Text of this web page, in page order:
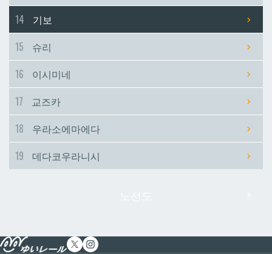
데다코우라니시
데다코우라니시
14
기보
15
슈리
16
이시미네
17
교즈카
18
우라소에마에다
19
데다코우라니시